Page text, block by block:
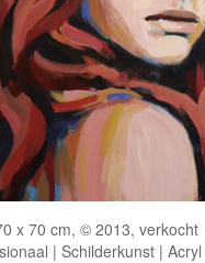
x 70 cm, © 2013, verkocht
| Schilderkunst |